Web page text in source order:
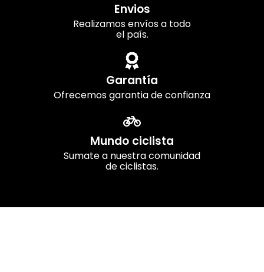
Envios
Realizamos envíos a todo
el país.
Garantía
Ofrecemos garantia de confianza
Mundo ciclista
Sumate a nuestra comunidad
de ciclistas.